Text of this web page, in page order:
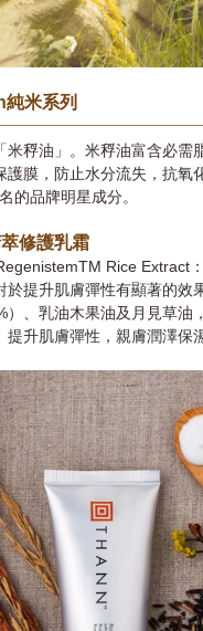
純米系列
稃油」。 米稃油富含必需
護膜，防止水分流失，抗氧
的品牌明星成分。
修護乳霜
Rice Extract
提升肌膚彈性有顯著的效果
）、乳油木果油及月見草油
提升肌膚彈性，親膚潤澤保